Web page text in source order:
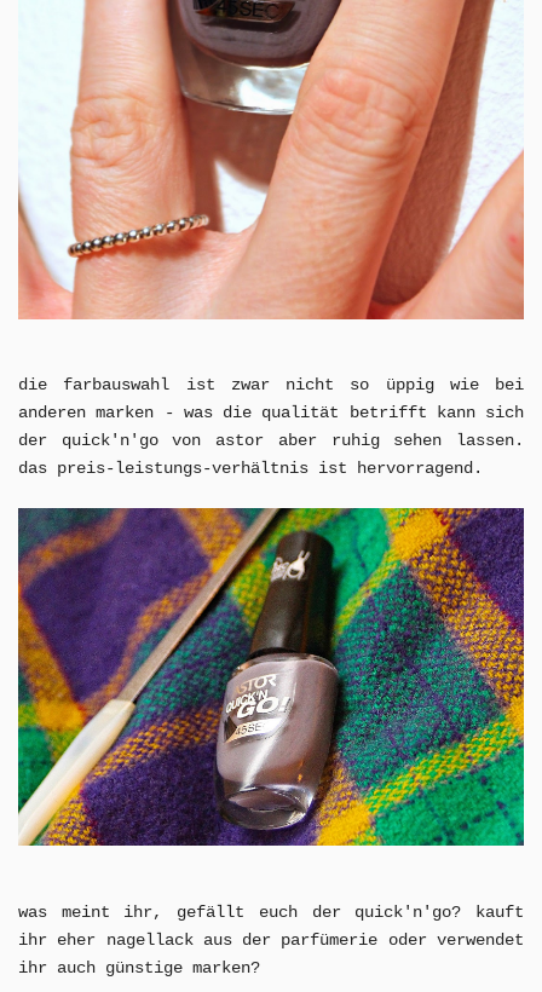
die farbauswahl ist zwar nicht so üppig wie bei
anderen marken - was die qualität betrifft kann sich
der quick'n'go von astor aber ruhig sehen lassen.
das preis-leistungs-verhältnis ist hervorragend.
was meint ihr, gefällt euch der quick'n'go? kauft
ihr eher nagellack aus der parfümerie oder verwendet
ihr auch günstige marken?